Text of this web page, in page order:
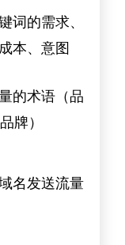
词的需求、
本、意图
的术语（品
牌）
名发送流量